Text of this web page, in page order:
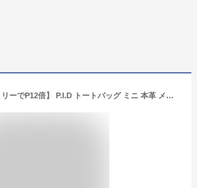
【10/1限定★エントリーでP12倍】 P.I.D トートバッグ ミニ 本革 メンズ ピーアイディー 撥水 エクリール ミニトートバッグ ドライビングトート 通勤 通学 ビジネス レザー 革 ブランド カジュアル PID ピー・アイ・ディー PAZ106